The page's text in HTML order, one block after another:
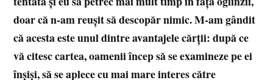
doar că n-am reușit să descopăr nimic. M-am gândit
că acesta este unul dintre avantajele cărții: după ce
vă citesc cartea, oamenii încep să se examineze pe ei
înșiși, să se aplece cu mai mare interes către